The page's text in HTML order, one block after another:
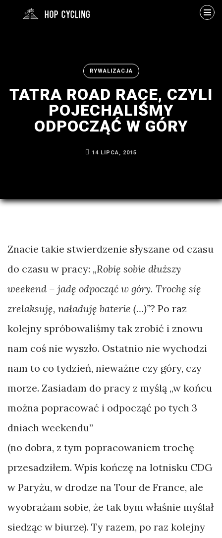
RYWALIZACJA
TATRA ROAD RACE, CZYLI
POJECHALIŚMY
ODPOCZĄĆ W GÓRY
14 LIPCA, 2015
Znacie takie stwierdzenie słyszane od czasu
do czasu w pracy: „Robię sobie dłuższy
weekend – jadę odpocząć w góry. Trochę się
zrelaksuję, naładuję baterie (…)”? Po raz
kolejny spróbowaliśmy tak zrobić i znowu
nam coś nie wyszło. Ostatnio nie wychodzi
nam to co tydzień, nieważne czy góry, czy
morze. Zasiadam do pracy z myślą „w końcu
można popracować i odpocząć po tych 3
dniach weekendu”
(no dobra, z tym popracowaniem trochę
przesadziłem. Wpis kończę na lotnisku CDG
w Paryżu, w drodze na Tour de France, ale
wyobrażam sobie, że tak bym właśnie myślał
siedząc w biurze). Ty razem, po raz kolejny
ARCHIWUM
Wyspy
Sundajskie
małym
kołem
–
bikepacking
Bali.
My,
gangusy
z
ulic
Vegas
Bikepacking
Gambia
i